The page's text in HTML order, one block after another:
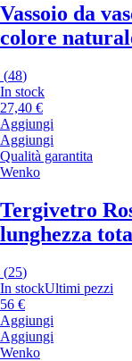
Vassoio da
colore
(48)
In stock
27,40 €
Aggiungi
Aggiungi
Qualità garantita
Wenko
Tergivetro
lunghezza
(25)
In stockUltimi pezzi
56 €
Aggiungi
Aggiungi
Wenko